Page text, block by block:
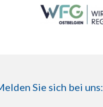
Sie sich bei uns: